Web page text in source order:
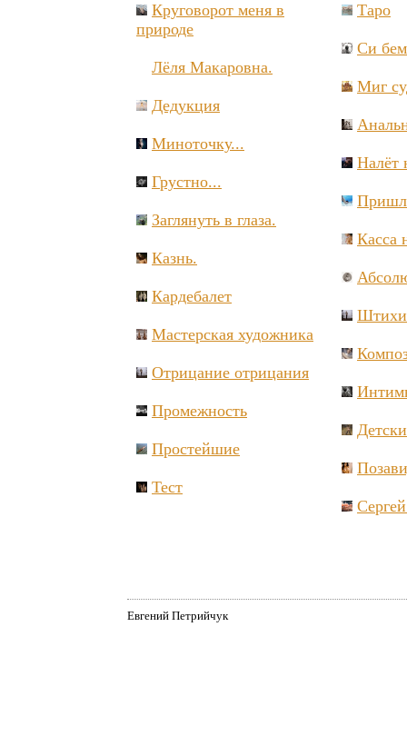
Круговорот меня в
природе
Лёля Макаровна.
Дедукция
Миноточку...
Грустно...
Заглянуть в глаза.
Казнь.
Кардебалет
Мастерская художника
Отрицание отрицания
Промежность
Простейшие
Тест
Таро
Си
Миг
Налёт
Касса
Штихи
Евгений Петрийчук